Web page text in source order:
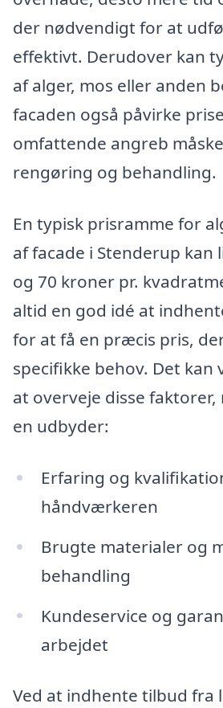
der nødvendigt for at
effektivt. Derudover kan
af alger, mos eller anden
facaden også påvirke
omfattende angreb
rengøring og behandling.
En typisk prisramme for
af facade i Stenderup kan
og 70 kroner pr.
altid en god idé at
for at få en præcis pris,
specifikke behov. Det
at overveje disse
en udbyder:
Erfaring og
håndværkeren
Brugte materialer og
behandling
Kundeservice og
arbejdet
Ved at indhente tilbud fra